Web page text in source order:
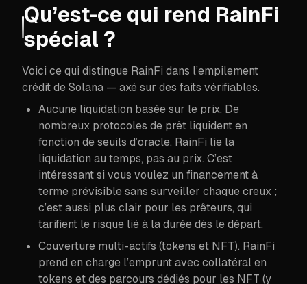
Qu’est-ce qui rend RainFi
spécial ?
Voici ce qui distingue RainFi dans l’empilement
crédit de Solana — axé sur des faits vérifiables.
Aucune liquidation basée sur le prix. De
nombreux protocoles de prêt liquident en
fonction de seuils d’oracle. RainFi lie la
liquidation au temps, pas au prix. C’est
intéressant si vous voulez un financement à
terme prévisible sans surveiller chaque creux ;
c’est aussi plus clair pour les prêteurs, qui
tarifient le risque lié à la durée dès le départ.
Couverture multi-actifs (tokens et NFT). RainFi
prend en charge l’emprunt avec collatéral en
tokens et des parcours dédiés pour les NFT (y